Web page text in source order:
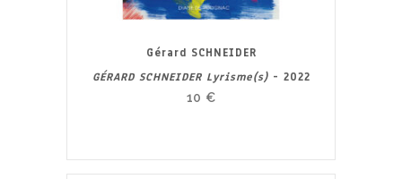
Gérard SCHNEIDER
GÉRARD SCHNEIDER Lyrisme(s)- 2022
10 €